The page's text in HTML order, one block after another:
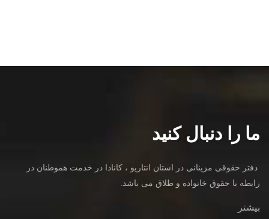
ما را دنبال کنید
دفتر حقوقی مزینانی در استان انتاریو ، کانادا در خدمت هموطنان در
رابطه با حقوق خانواده و طلاق می باشد.
بیشتر